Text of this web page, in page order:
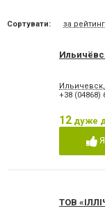
Сортувати: за
+38 (04868)
12 дуже
ТОВ